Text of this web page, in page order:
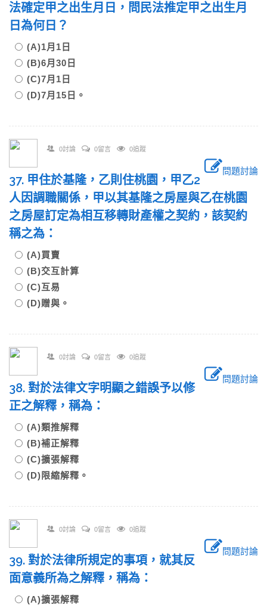
法確定甲之出生月日，問民法推定甲之出生月
日為何日？
(A)1月1日
(B)6月30日
(C)7月1日
(D)7月15日。
0討論 0留言 0追蹤
問題討論
37. 甲住於基隆，乙則住桃園，甲乙2
人因調職關係，甲以其基隆之房屋與乙在桃園
之房屋訂定為相互移轉財產權之契約，該契約
稱之為：
(A)買賣
(B)交互計算
(C)互易
(D)贈與。
0討論 0留言 0追蹤
問題討論
38. 對於法律文字明顯之錯誤予以修
正之解釋，稱為：
(A)類推解釋
(B)補正解釋
(C)擴張解釋
(D)限縮解釋。
0討論 0留言 0追蹤
問題討論
39. 對於法律所規定的事項，就其反
面意義所為之解釋，稱為：
(A)擴張解釋